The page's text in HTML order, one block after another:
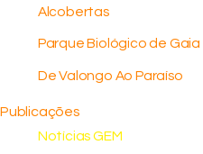
Alcobertas
Parque Biológico de Gaia
De Valongo Ao Paraíso
Publicações
Notícias GEM